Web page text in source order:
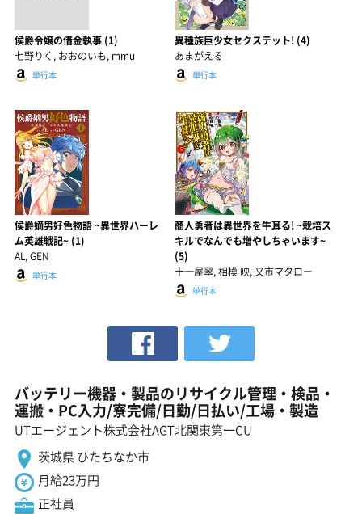
侯爵令嬢の借金執事 (1)
七野りく, おおのいも, mmu
単行本
異種族巨少女セクステット! (4)
あまがえる
単行本
侯爵嫡男好色物語 ~異世界ハーレ
ム英雄戦記~ (1)
AL, GEN
単行本
商人勇者は異世界を牛耳る! ~栽培ス
キルでなんでも増やしちゃいます~
(5)
十一屋翠, 相模 映, 又市マタロー
単行本
バッテリー機器・製品のリサイクル管理・検品・
運搬・PC入力/寮完備/日勤/日払い/工場・製造
UTエージェント株式会社AGT北関東第一CU
茨城県 ひたちなか市
月給23万円
正社員